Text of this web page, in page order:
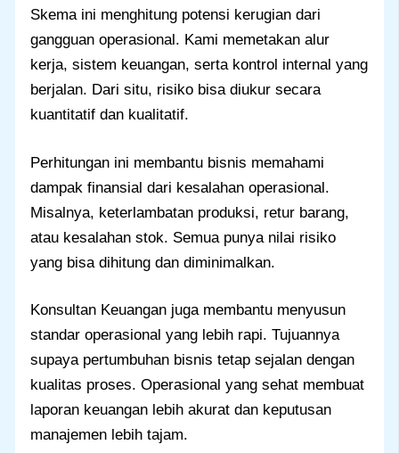
Skema ini menghitung potensi kerugian dari
gangguan operasional. Kami memetakan alur
kerja, sistem keuangan, serta kontrol internal yang
berjalan. Dari situ, risiko bisa diukur secara
kuantitatif dan kualitatif.
Perhitungan ini membantu bisnis memahami
dampak finansial dari kesalahan operasional.
Misalnya, keterlambatan produksi, retur barang,
atau kesalahan stok. Semua punya nilai risiko
yang bisa dihitung dan diminimalkan.
Konsultan Keuangan juga membantu menyusun
standar operasional yang lebih rapi. Tujuannya
supaya pertumbuhan bisnis tetap sejalan dengan
kualitas proses. Operasional yang sehat membuat
laporan keuangan lebih akurat dan keputusan
manajemen lebih tajam.